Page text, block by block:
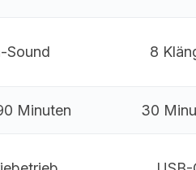
Sound 8
Minuten 30